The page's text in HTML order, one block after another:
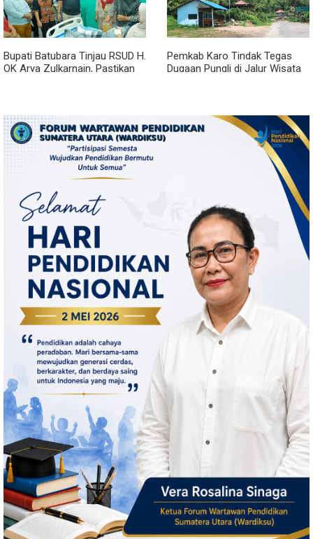
Bupati Batubara Tinjau RSUD H.
OK Arya Zulkarnain, Pastikan
Pemkab Karo Tindak Tegas
Dugaan Pungli di Jalur Wisata